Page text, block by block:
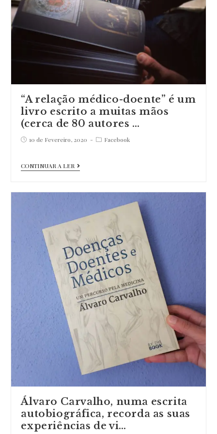
#bookprese…
“A relação médico-doente” é um
livro escrito a muitas mãos
(cerca de 80 autores …
Post10 de Fevereiro, 2020
PostFacebook
CONTINUAR A LER
“A
médico-
é
um
livro
escrito
a
muitas
mãos
(cerca
autores
Álvaro Carvalho, numa escrita
autobiográfica, recorda as suas
experiências de vi…